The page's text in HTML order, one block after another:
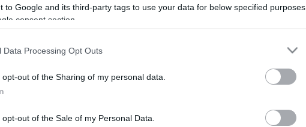
to Google and its third-party tags to use your data for below specified purposes
consent section.
Data Processing Opt Outs
opt-out of the Sharing of my personal data.
opt-out of the Sale of my Personal Data.